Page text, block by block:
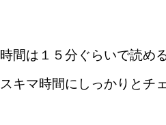
時間は１５分ぐらいで読め
スキマ時間にしっかりとチ